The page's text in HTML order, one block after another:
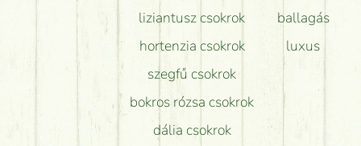
liziantusz csokrok
hortenzia csokrok
szegfű csokrok
bokros rózsa csokrok
dália csokrok
ballagás
luxus